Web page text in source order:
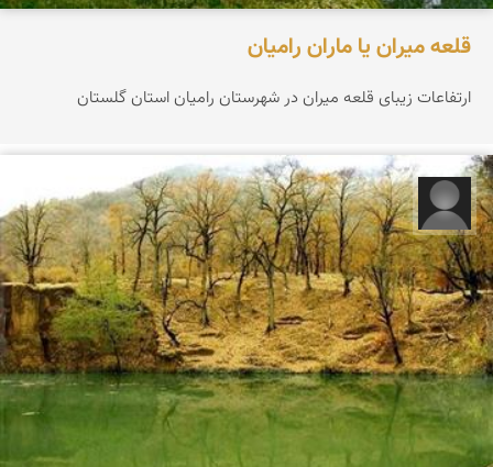
قلعه میران یا ماران رامیان
ارتفاعات زیبای قلعه میران در شهرستان رامیان استان گلستان
مهدی بای